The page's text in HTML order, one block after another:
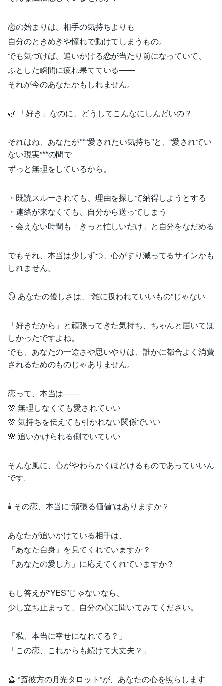
恋の始まりは、相手の気持ちよりも
自分のときめきや憧れで動けてしまうもの。
でも気づけば、追いかける恋が当たり前になっていて、
ふとした瞬間に疲れ果てている――
それが今のあなたかもしれません。
🌿 「好き」なのに、どうしてこんなにしんどいの？
それはね、あなたが**“愛されたい気持ち”と、“愛されてい
ない現実”**の間で
ずっと無理をしているから。
・既読スルーされても、理由を探して納得しようとする
・連絡が来なくても、自分から送ってしまう
・会えない時間も「きっと忙しいだけ」と自分をなだめる
でもそれ、本当は少しずつ、心がすり減ってるサインかも
しれません。
🪞 あなたの優しさは、“雑に扱われていいもの”じゃない
「好きだから」と頑張ってきた気持ち、ちゃんと届いてほ
しかったですよね。
でも、あなたの一途さや思いやりは、誰かに都合よく消費
されるためのものじゃありません。
恋って、本当は――
🌸 無理しなくても愛されていい
🌸 気持ちを伝えても引かれない関係でいい
🌸 追いかけられる側でいていい
そんな風に、心がやわらかくほどけるものであっていいん
です。
🕯️ その恋、本当に“頑張る価値”はありますか？
あなたが追いかけている相手は、
「あなた自身」を見てくれていますか？
「あなたの愛し方」に応えてくれていますか？
もし答えが“YES”じゃないなら、
少し立ち止まって、自分の心に聞いてみてください。
「私、本当に幸せになれてる？」
「この恋、これからも続けて大丈夫？」
🔮 “斎彼方の月光タロット”が、あなたの心を照らします